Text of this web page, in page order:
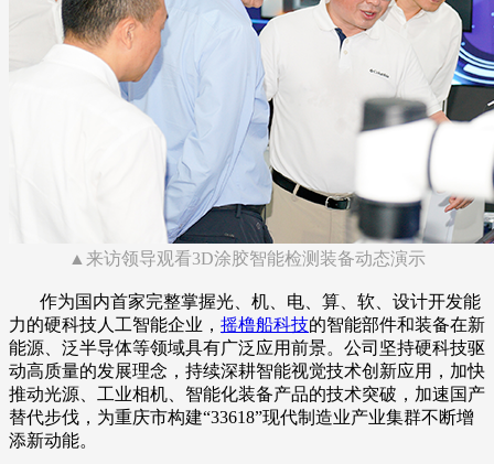
▲来访领导观看3D涂胶智能检测装备动态演示
作为国内首家完整掌握光、机、电、算、软、设计开发能
力的硬科技人工智能企业， 摇橹船科技的智能部件和装备在新
能源、泛半导体等领域具有广泛应用前景。公司坚持硬科技驱
动高质量的发展理念，持续深耕智能视觉技术创新应用，加快
推动光源、工业相机、智能化装备产品的技术突破，加速国产
替代步伐，为重庆市构建“33618”现代制造业产业集群不断增
添新动能。